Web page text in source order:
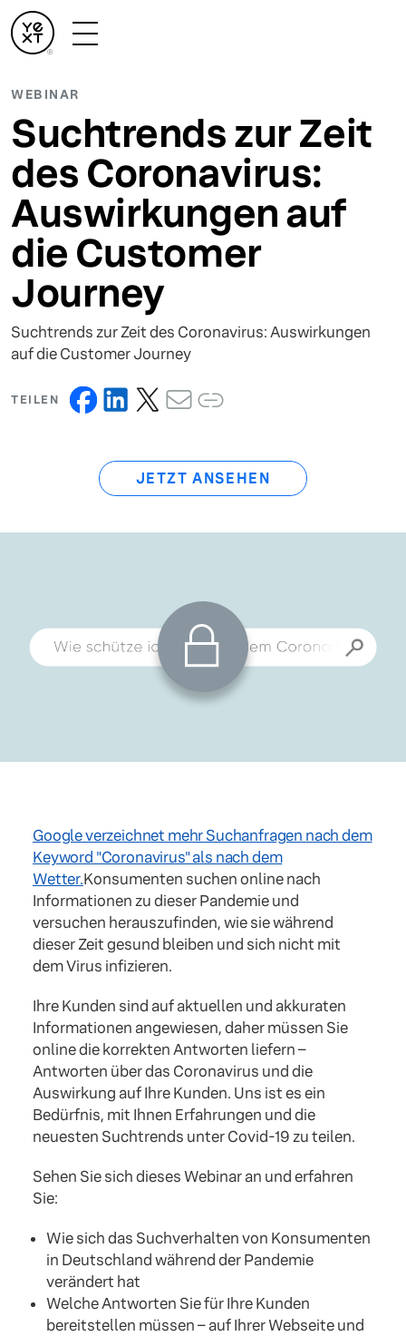
WEBINAR
Suchtrends zur Zeit
des Coronavirus:
Auswirkungen auf
die Customer
Journey
Suchtrends zur Zeit des Coronavirus: Auswirkungen
auf die Customer Journey
TEILEN
JETZT ANSEHEN
Google verzeichnet mehr Suchanfragen nach dem
Keyword "Coronavirus" als nach dem
Wetter.Konsumenten suchen online nach
Informationen zu dieser Pandemie und
versuchen herauszufinden, wie sie während
dieser Zeit gesund bleiben und sich nicht mit
dem Virus infizieren.
Ihre Kunden sind auf aktuellen und akkuraten
Informationen angewiesen, daher müssen Sie
online die korrekten Antworten liefern –
Antworten über das Coronavirus und die
Auswirkung auf Ihre Kunden. Uns ist es ein
Bedürfnis, mit Ihnen Erfahrungen und die
neuesten Suchtrends unter Covid-19 zu teilen.
Sehen Sie sich dieses Webinar an und erfahren
Sie:
Wie sich das Suchverhalten von Konsumenten
in Deutschland während der Pandemie
verändert hat
Welche Antworten Sie für Ihre Kunden
bereitstellen müssen – auf Ihrer Webseite und